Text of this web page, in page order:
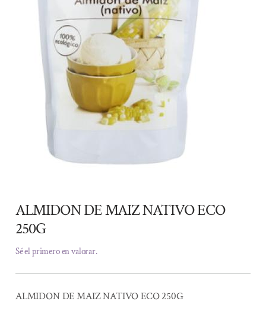
ALMIDON DE MAIZ NATIVO ECO
250G
Sé el primero en valorar.
ALMIDON DE MAIZ NATIVO ECO 250G